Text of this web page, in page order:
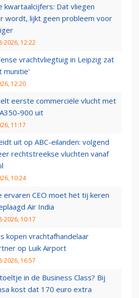
kwartaalcijfers: Dat vliegen
wordt, lijkt geen probleem voor
2026, 12:22
vrachtvliegtuig in Leipzig zat
munitie'
12:20
eerste commerciële vlucht met
900 uit
11:17
uit op ABC-eilanden: volgend
rechtstreekse vluchten vanaf
10:24
ervaren CEO moet het tij keren
Air India
2026, 10:17
kopen vrachtafhandelaar
op Luik Airport
2026, 16:57
in de Business Class? Bij
kost dat 170 euro extra